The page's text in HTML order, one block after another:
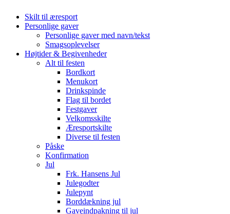
Skilt til æresport
Personlige gaver
Personlige gaver med navn/tekst
Smagsoplevelser
Højtider & Begivenheder
Alt til festen
Bordkort
Menukort
Drinkspinde
Flag til bordet
Festgaver
Velkomsskilte
Æresportskilte
Diverse til festen
Påske
Konfirmation
Jul
Frk. Hansens Jul
Julegodter
Julepynt
Borddækning jul
Gaveindpakning til jul